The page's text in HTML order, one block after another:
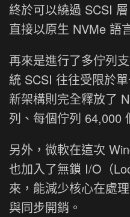
終於可以繞過 SCSI
直接以原生 NVMe 語
再來是進行了多佇列
統 SCSI 往往受限於
新架構則完全釋放了
列、每個佇列 64,000
另外，微軟在這次
也加入了無鎖 I/O（
來，能減少核心在處
與同步開銷。